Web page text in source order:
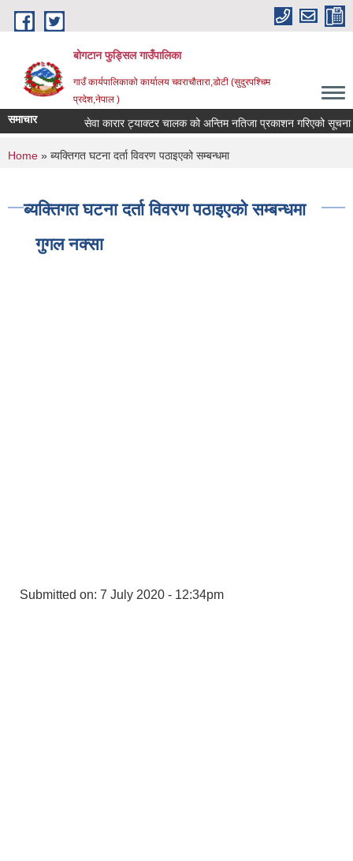
Skip to main content
बोगटान फुड्सिल गाउँपालिका
गाउँ कार्यपालिकाको कार्यालय चवराचौतारा,डोटी (सुदुरपश्चिम
प्रदेश,नेपाल )
समाचार सेवा कारार ट्याक्टर चालक को अन्तिम नतिजा प्रकाशन गरिएको सूचना ।
You are here
Home » ब्यक्तिगत घटना दर्ता विवरण पठाइएको सम्बन्धमा
ब्यक्तिगत घटना दर्ता विवरण पठाइएको सम्बन्धमा
गुगल नक्सा
Submitted on: 7 July 2020 - 12:34pm